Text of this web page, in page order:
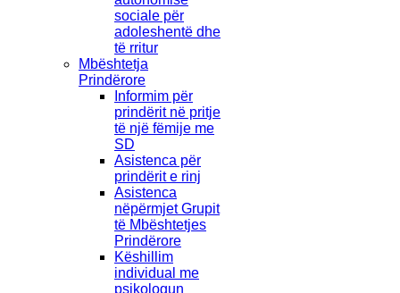
sociale për
adoleshentë dhe
të rritur
Mbështetja
Prindërore
Informim për
prindërit në pritje
të një fëmije me
SD
Asistenca për
prindërit e rinj
Asistenca
nëpërmjet Grupit
të Mbështetjes
Prindërore
Këshillim
individual me
psikologun